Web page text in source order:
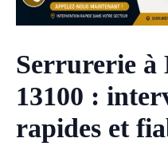
Serrurerie à
13100 :
rapides et